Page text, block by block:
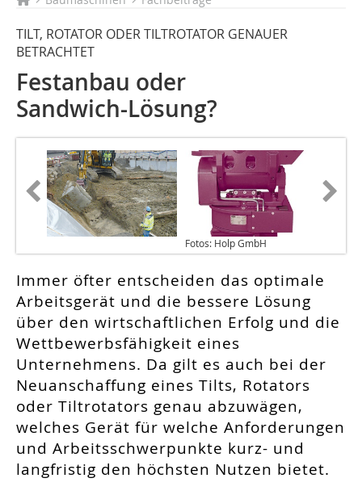
TILT, ROTATOR ODER TILTROTATOR GENAUER
BETRACHTET
Festanbau oder
Sandwich-Lösung?
Fotos: Holp GmbH
Immer öfter entscheiden das optimale
Arbeitsgerät und die bessere Lösung
über den wirtschaftlichen Erfolg und die
Wettbewerbsfähigkeit eines
Unternehmens. Da gilt es auch bei der
Neuanschaffung eines Tilts, Rotators
oder Tiltrotators genau abzuwägen,
welches Gerät für welche Anforderungen
und Arbeitsschwerpunkte kurz- und
langfristig den höchsten Nutzen bietet.